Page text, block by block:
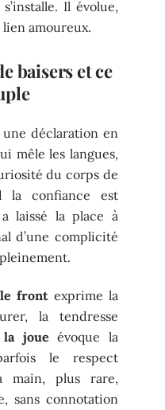
Il évolue,
amoureux.
baisers et ce
déclaration en
mêle les langues,
du corps de
la confiance est
laissé la place à
d’une complicité
frontexprime la
la tendresse
joue évoque la
le respect
main, plus rare,
sans connotation